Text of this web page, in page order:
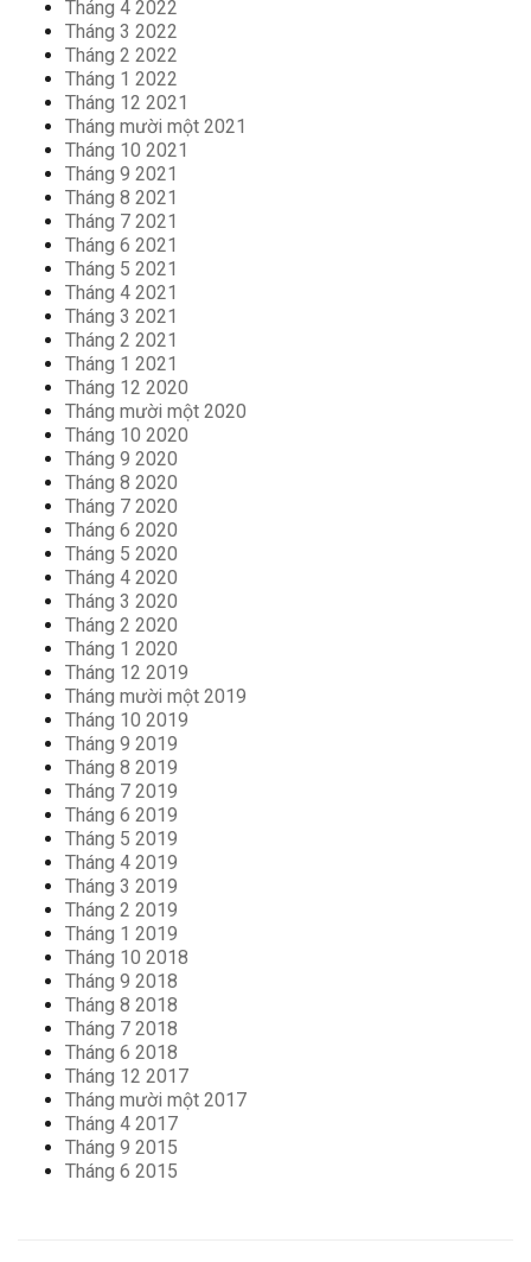
Tháng 4 2022
Tháng 3 2022
Tháng 2 2022
Tháng 1 2022
Tháng 12 2021
Tháng mười một 2021
Tháng 10 2021
Tháng 9 2021
Tháng 8 2021
Tháng 7 2021
Tháng 6 2021
Tháng 5 2021
Tháng 4 2021
Tháng 3 2021
Tháng 2 2021
Tháng 1 2021
Tháng 12 2020
Tháng mười một 2020
Tháng 10 2020
Tháng 9 2020
Tháng 8 2020
Tháng 7 2020
Tháng 6 2020
Tháng 5 2020
Tháng 4 2020
Tháng 3 2020
Tháng 2 2020
Tháng 1 2020
Tháng 12 2019
Tháng mười một 2019
Tháng 10 2019
Tháng 9 2019
Tháng 8 2019
Tháng 7 2019
Tháng 6 2019
Tháng 5 2019
Tháng 4 2019
Tháng 3 2019
Tháng 2 2019
Tháng 1 2019
Tháng 10 2018
Tháng 9 2018
Tháng 8 2018
Tháng 7 2018
Tháng 6 2018
Tháng 12 2017
Tháng mười một 2017
Tháng 4 2017
Tháng 9 2015
Tháng 6 2015